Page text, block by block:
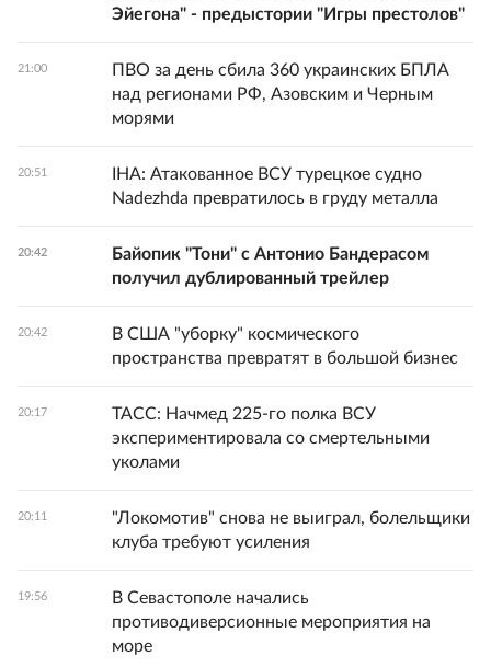
Эйегона" - предыстории "Игры престолов"
21:00
ПВО за день сбила 360 украинских БПЛА
над регионами РФ, Азовским и Черным
морями
20:51
IHA: Атакованное ВСУ турецкое судно
Nadezhda превратилось в груду металла
20:42
Байопик "Тони" с Антонио Бандерасом
получил дублированный трейлер
20:42
В США "уборку" космического
пространства превратят в большой бизнес
20:17
ТАСС: Начмед 225-го полка ВСУ
экспериментировала со смертельными
уколами
20:11
"Локомотив" снова не выиграл, болельщики
клуба требуют усиления
19:56
В Севастополе начались
противодиверсионные мероприятия на
море